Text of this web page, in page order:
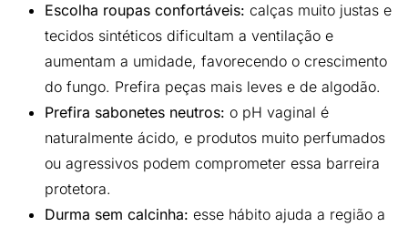
Escolha roupas confortáveis: calças muito justas e
tecidos sintéticos dificultam a ventilação e
aumentam a umidade, favorecendo o crescimento
do fungo. Prefira peças mais leves e de algodão.
Prefira sabonetes neutros: o pH vaginal é
naturalmente ácido, e produtos muito perfumados
ou agressivos podem comprometer essa barreira
protetora.
Durma sem calcinha: esse hábito ajuda a região a